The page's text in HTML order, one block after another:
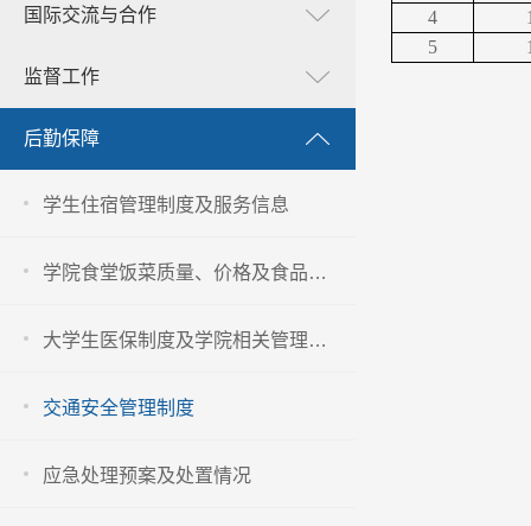
国际交流与合作
监督工作
后勤保障
学生住宿管理制度及服务信息
学院食堂饭菜质量、价格及食品卫生安全管理信息
大学生医保制度及学院相关管理办法
交通安全管理制度
应急处理预案及处置情况
4
5